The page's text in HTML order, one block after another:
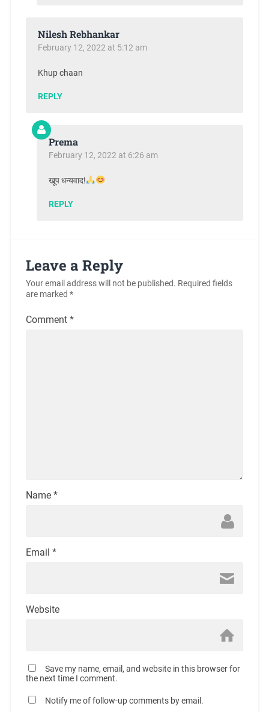
Nilesh Rebhankar
February 12, 2022 at 5:12 am
Khup chaan
REPLY
Prema
February 12, 2022 at 6:26 am
खूप धन्यवाद!
REPLY
Leave a Reply
Your email address will not be published. Required fields
are marked *
Comment *
Name *
Email *
Website
Save my name, email, and website in this browser for
the next time I comment.
Notify me of follow-up comments by email.